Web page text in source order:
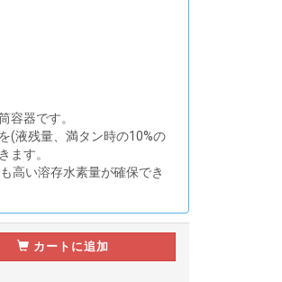
容器です。
(液残量、満タン時の10%の
ます。
高い溶存水素量が確保でき
カートに追加